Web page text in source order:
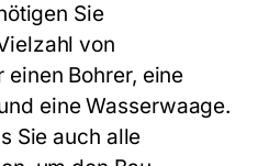
Sie
von
Bohrer, eine
eine Wasserwaage.
Sie auch alle